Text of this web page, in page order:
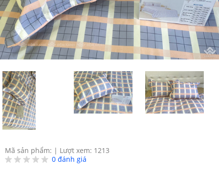
Mã sản phẩm: | Lượt xem: 1213
0 đánh giá